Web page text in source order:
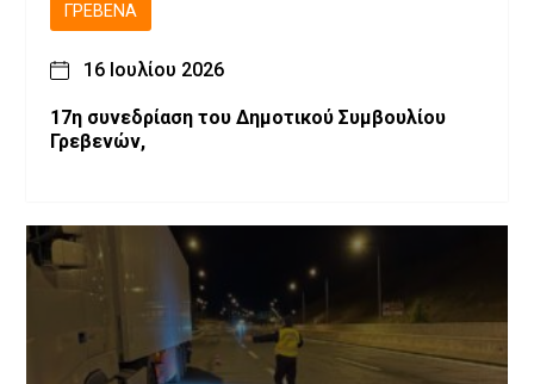
ΓΡΕΒΕΝΆ
16 Ιουλίου 2026
17η συνεδρίαση του Δημοτικού Συμβουλίου
Γρεβενών,